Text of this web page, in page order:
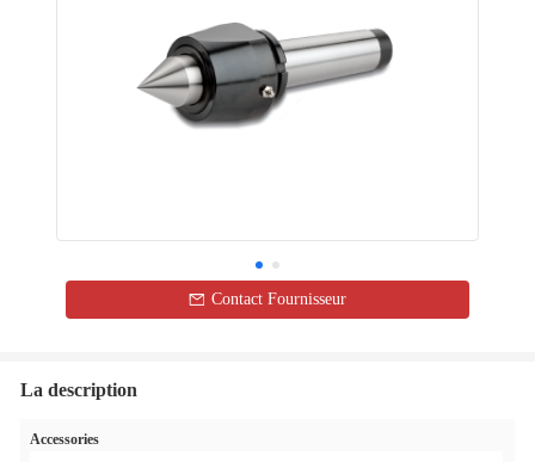
Contact Fournisseur
La description
Accessories